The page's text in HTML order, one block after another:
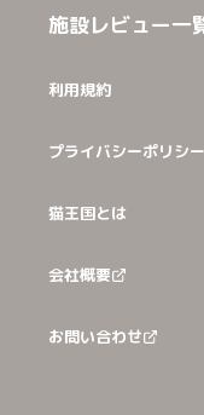
施設レビュー一
利用規約
プライバシーポリシー
猫王国とは
会社概要
お問い合わせ